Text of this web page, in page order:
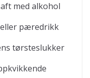
med alkohol
eller pæredrikk
tørsteslukker